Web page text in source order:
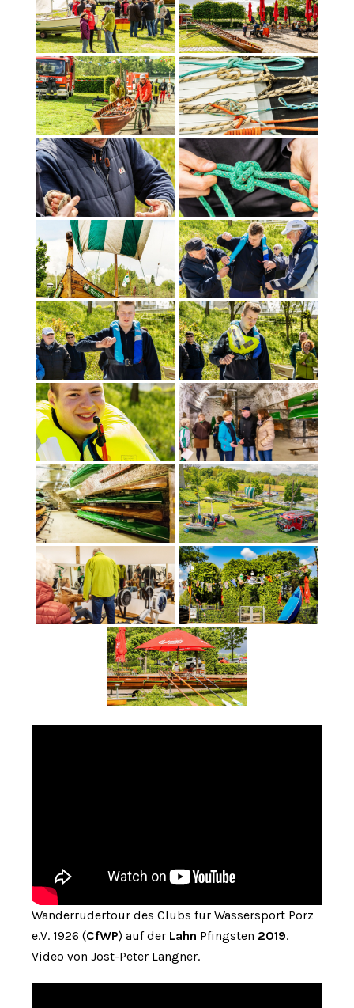
Wanderrudertour des Clubs für Wassersport Porz
e.V. 1926 (CfWP) auf der Lahn Pfingsten 2019.
Video von Jost-Peter Langner.